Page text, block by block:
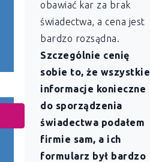
obawiać kar za brak
świadectwa, a cena jest
bardzo rozsądna.
Szczególnie cenię
sobie to, że wszystkie
informacje konieczne
do sporządzenia
świadectwa podałem
firmie sam, a ich
formularz był bardzo